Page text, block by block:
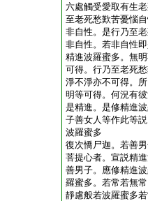
六處觸受愛取有生
至老死愁歎苦憂惱
非自性。是行乃至
非自性。若非自性
精進波羅蜜多。無
可得。行乃至老死
淨不淨亦不可得。
明等可得。何況有
是精進。是修精進
子善女人等作此等
波羅蜜多
復次憍尸迦。若善
菩提心者。宣説精
善男子。應修精進
羅蜜多。若常若無
靜慮般若波羅蜜多